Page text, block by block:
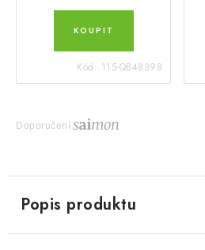
Kód: 115-QB48398
Doporučení
Popis produktu